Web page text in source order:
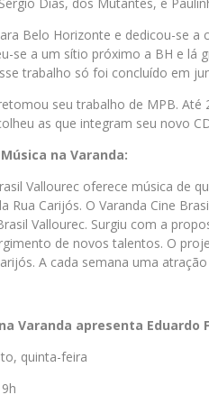
Belo Horizonte e dedicou-se
se a um sítio próximo a BH e
trabalho só foi concluído em
seu trabalho de MPB.
as que integram seu novo
na Varanda:
Vallourec oferece música de
Rua Carijós. O Varanda Cine
Vallourec. Surgiu com a
de novos talentos. O
A cada semana uma
Varanda apresenta Eduardo
quinta-feira